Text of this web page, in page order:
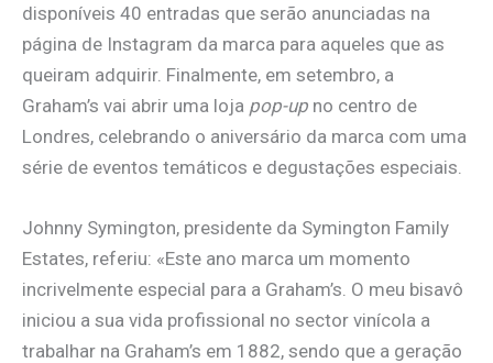
disponíveis 40 entradas que serão anunciadas na
página de Instagram da marca para aqueles que as
queiram adquirir. Finalmente, em setembro, a
Graham’s vai abrir uma loja pop-up no centro de
Londres, celebrando o aniversário da marca com uma
série de eventos temáticos e degustações especiais.
Johnny Symington, presidente da Symington Family
Estates, referiu: «Este ano marca um momento
incrivelmente especial para a Graham’s. O meu bisavô
iniciou a sua vida profissional no sector vinícola a
trabalhar na Graham’s em 1882, sendo que a geração